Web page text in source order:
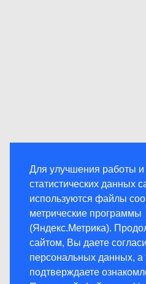
Для улучшения работы и
статистических данных
используются файлы
метрические программы
(Яндекс.Метрика).
сайтом, Вы даете
персональных данных, а
подтверждаете